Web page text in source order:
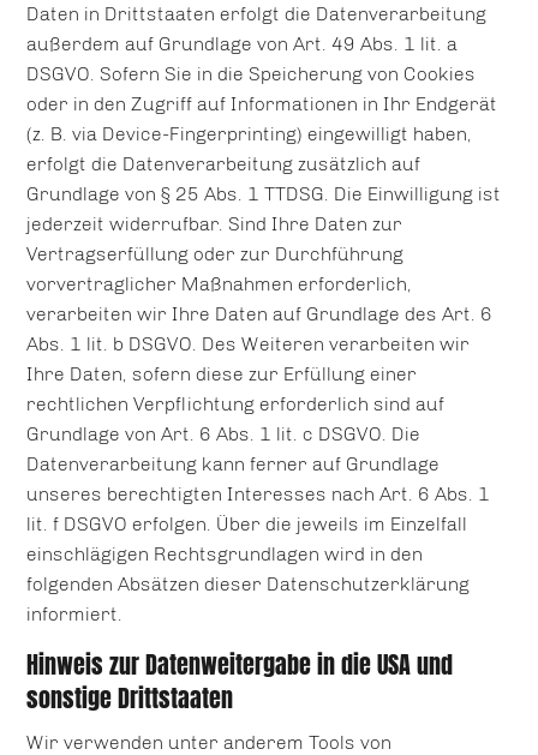
Daten in Drittstaaten erfolgt die Datenverarbeitung
außerdem auf Grundlage von Art. 49 Abs. 1 lit. a
DSGVO. Sofern Sie in die Speicherung von Cookies
oder in den Zugriff auf Informationen in Ihr Endgerät
(z. B. via Device-Fingerprinting) eingewilligt haben,
erfolgt die Datenverarbeitung zusätzlich auf
Grundlage von § 25 Abs. 1 TTDSG. Die Einwilligung ist
jederzeit widerrufbar. Sind Ihre Daten zur
Vertragserfüllung oder zur Durchführung
vorvertraglicher Maßnahmen erforderlich,
verarbeiten wir Ihre Daten auf Grundlage des Art. 6
Abs. 1 lit. b DSGVO. Des Weiteren verarbeiten wir
Ihre Daten, sofern diese zur Erfüllung einer
rechtlichen Verpflichtung erforderlich sind auf
Grundlage von Art. 6 Abs. 1 lit. c DSGVO. Die
Datenverarbeitung kann ferner auf Grundlage
unseres berechtigten Interesses nach Art. 6 Abs. 1
lit. f DSGVO erfolgen. Über die jeweils im Einzelfall
einschlägigen Rechtsgrundlagen wird in den
folgenden Absätzen dieser Datenschutzerklärung
informiert.
Hinweis zur Datenweitergabe in die USA und
sonstige Drittstaaten
Wir verwenden unter anderem Tools von